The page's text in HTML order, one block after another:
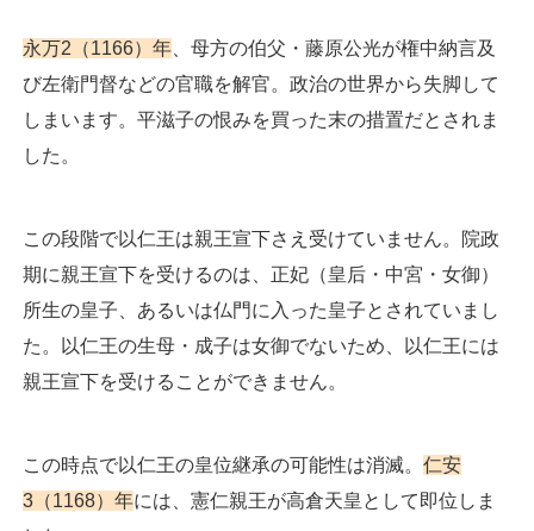
永万2（1166）年 、母方の伯父・藤原公光が権中納言及
び左衛門督などの官職を解官。政治の世界から失脚して
しまいます。平滋子の恨みを買った末の措置だとされま
した。
この段階で以仁王は親王宣下さえ受けていません。院政
期に親王宣下を受けるのは、正妃（皇后・中宮・女御）
所生の皇子、あるいは仏門に入った皇子とされていまし
た。以仁王の生母・成子は女御でないため、以仁王には
親王宣下を受けることができません。
この時点で以仁王の皇位継承の可能性は消滅。 仁安
3（1168）年には、憲仁親王が高倉天皇として即位しま